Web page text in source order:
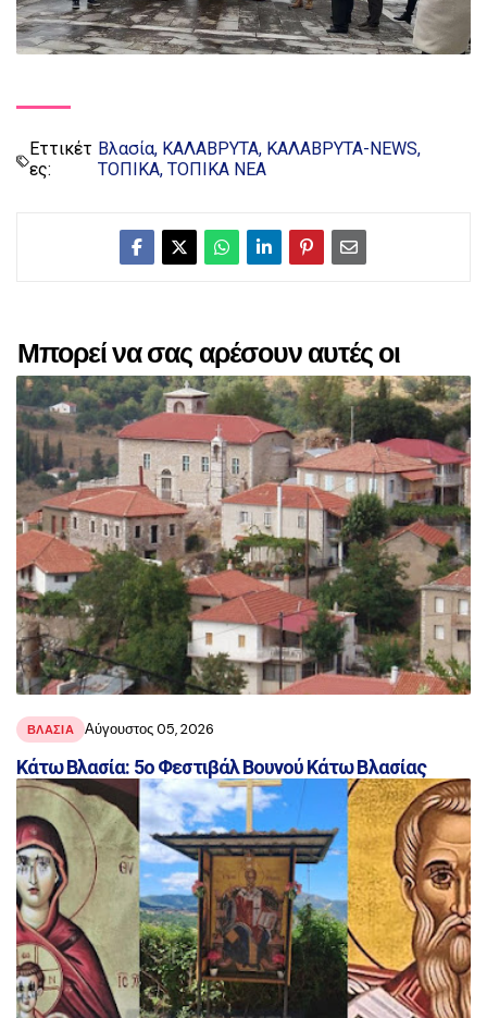
Εττικέτ
ες:
Βλασία ΚΑΛΑΒΡΥΤΑ ΚΑΛΑΒΡΥΤΑ-NEWS
ΤΟΠΙΚΑ ΤΟΠΙΚΑ ΝΕΑ
Μπορεί να σας αρέσουν αυτές οι
αναρτήσεις
ΒΛΑΣΊΑ Αύγουστος 05, 2026
Κάτω Βλασία: 5ο Φεστιβάλ Βουνού Κάτω Βλασίας